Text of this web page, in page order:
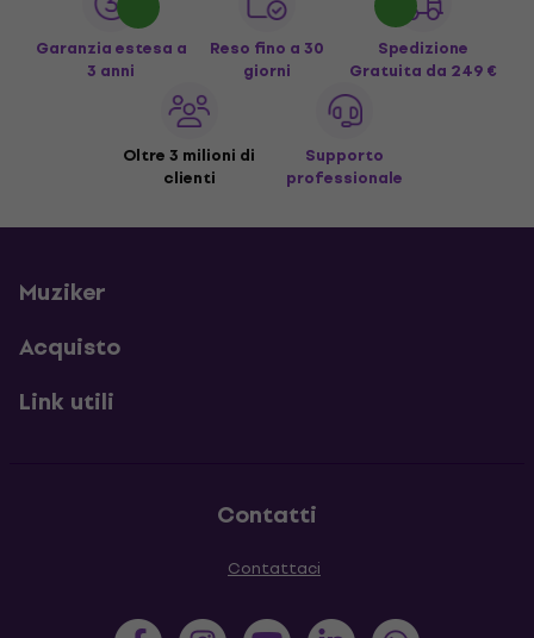
Garanzia estesa a
3 anni
Reso fino a 30
giorni
Spedizione
Gratuita da 249 €
Oltre 3 milioni di
clienti
Supporto
professionale
Muziker
Acquisto
Link utili
Contatti
Contattaci